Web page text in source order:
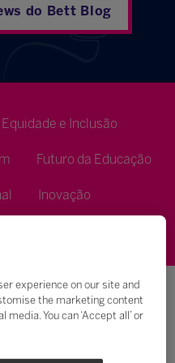
do Bett Blog
e Inclusão
Futuro da Educação
Inovação
experience on our site and
the marketing content
You can ‘Accept all’ or